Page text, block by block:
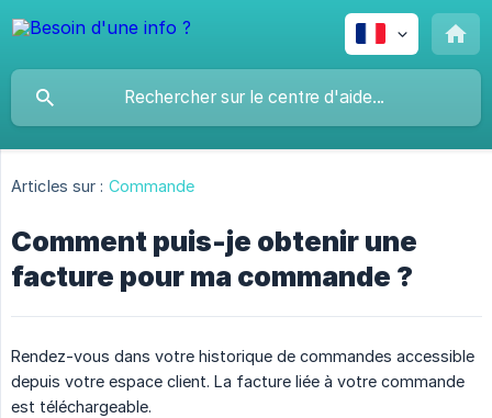
Articles sur : Commande
Comment puis-je obtenir une
facture pour ma commande ?
Rendez-vous dans votre historique de commandes accessible
depuis votre espace client. La facture liée à votre commande
est téléchargeable.